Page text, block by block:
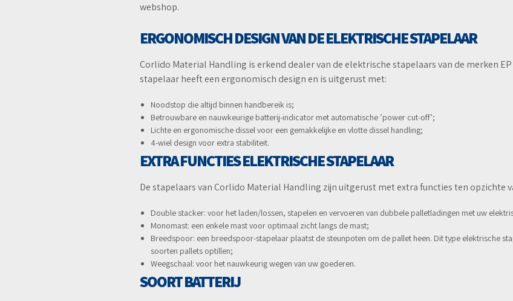
webshop.
ERGONOMISCH DESIGN VAN DE ELEKTRISCHE STAPELAAR
Corlido Material Handling is erkend dealer van de elektrische stapelaars van de merken
stapelaar heeft een ergonomisch design en is uitgerust met:
Noodstop die altijd binnen handbereik is;
Betrouwbare en nauwkeurige batterij-indicator met automatische ’power cut-off’;
Lichte en ergonomische dissel voor een gemakkelijke en vlotte dissel handling;
4-wiel design voor extra stabiliteit.
EXTRA FUNCTIES ELEKTRISCHE STAPELAAR
De stapelaars van Corlido Material Handling zijn uitgerust met extra functies ten opzichte
Double stacker: voor het laden/lossen, stapelen en vervoeren van dubbele palletladingen met uw
Monomast: een enkele mast voor optimaal zicht langs de mast;
Breedspoor: een breedspoor-stapelaar plaatst de steunpoten om de pallet heen. Dit type elektrische
soorten pallets optillen;
Weegschaal: voor het nauwkeurig wegen van uw goederen.
SOORT BATTERIJ